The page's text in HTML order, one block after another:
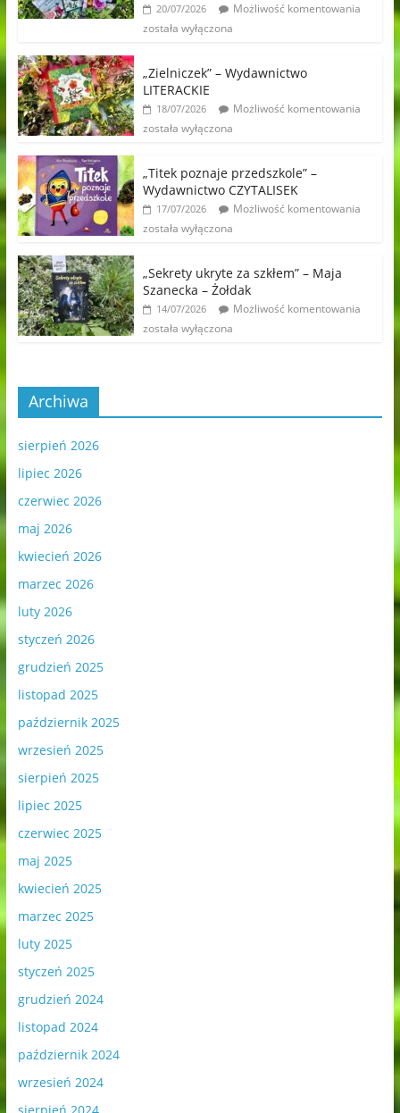
20/07/2026
Możliwość komentowania
została wyłączona
„Zielniczek” – Wydawnictwo
LITERACKIE
18/07/2026
Możliwość komentowania
została wyłączona
„Titek poznaje przedszkole” –
Wydawnictwo CZYTALISEK
17/07/2026
Możliwość komentowania
została wyłączona
„Sekrety ukryte za szkłem” – Maja
Szanecka – Żołdak
14/07/2026
Możliwość komentowania
została wyłączona
Archiwa
sierpień 2026
lipiec 2026
czerwiec 2026
maj 2026
kwiecień 2026
marzec 2026
luty 2026
styczeń 2026
grudzień 2025
listopad 2025
październik 2025
wrzesień 2025
sierpień 2025
lipiec 2025
czerwiec 2025
maj 2025
kwiecień 2025
marzec 2025
luty 2025
styczeń 2025
grudzień 2024
listopad 2024
październik 2024
wrzesień 2024